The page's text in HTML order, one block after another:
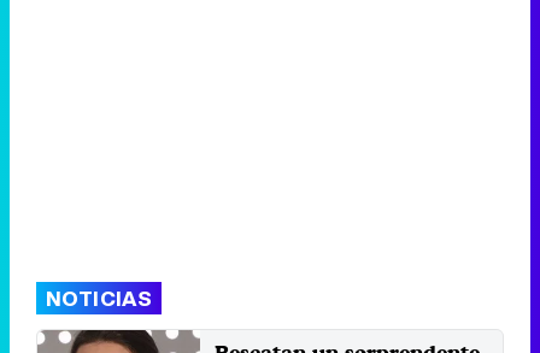
NOTICIAS